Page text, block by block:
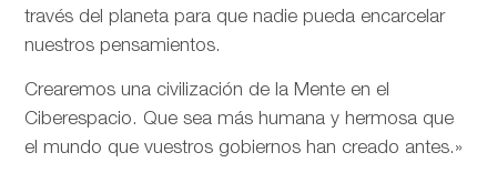
través del planeta para que nadie pueda encarcelar
nuestros pensamientos.
Crearemos una civilización de la Mente en el
Ciberespacio. Que sea más humana y hermosa que
el mundo que vuestros gobiernos han creado antes.»